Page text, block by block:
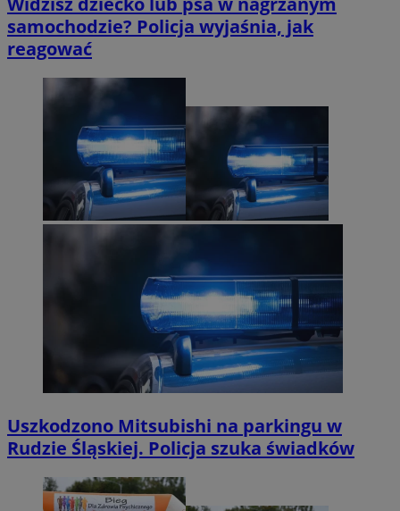
samochodzie? Policja wyjaśnia, jak
reagować
Uszkodzono Mitsubishi na parkingu w
Rudzie Śląskiej. Policja szuka świadków